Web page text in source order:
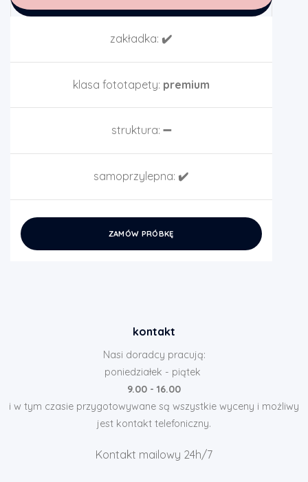
zakładka: ✔️
klasa fototapety: premium
struktura: ➖
samoprzylepna: ✔️
ZAMÓW PRÓBKĘ
kontakt
Nasi doradcy pracują:
poniedziałek - piątek
9.00 - 16.00
i w tym czasie przygotowywane są wszystkie wyceny i możliwy
jest kontakt telefoniczny.
Kontakt mailowy 24h/7